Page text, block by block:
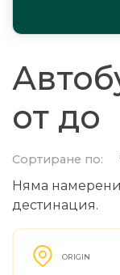
от до
Сортиране по:
Няма намерени
дестинация.
ORIGIN